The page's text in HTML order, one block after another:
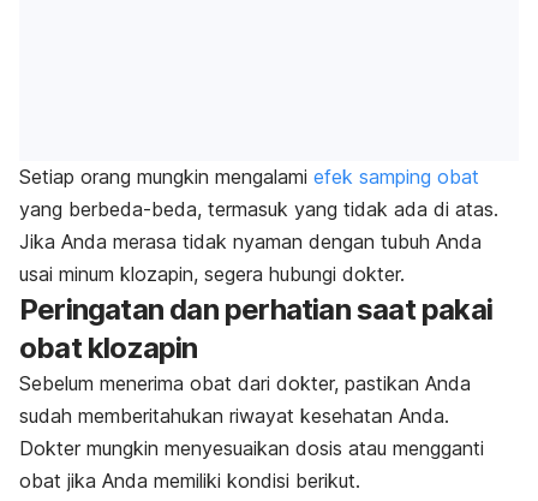
Setiap orang mungkin mengalami efek samping obat
yang berbeda-beda, termasuk yang tidak ada di atas.
Jika Anda merasa tidak nyaman dengan tubuh Anda
usai minum klozapin, segera hubungi dokter.
Peringatan dan perhatian saat pakai
obat klozapin
Sebelum menerima obat dari dokter, pastikan Anda
sudah memberitahukan riwayat kesehatan Anda.
Dokter mungkin menyesuaikan dosis atau mengganti
obat jika Anda memiliki kondisi berikut.